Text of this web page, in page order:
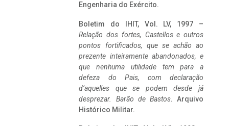
Engenharia do Exército.
Boletim do IHIT, Vol. LV, 1997 –
Relação dos fortes, Castellos e outros
pontos fortificados, que se achão ao
prezente inteiramente abandonados, e
que nenhuma utilidade tem para a
defeza do Pais, com declaração
d’aquelles que se podem desde já
desprezar. Barão de Bastos. Arquivo
Histórico Militar.